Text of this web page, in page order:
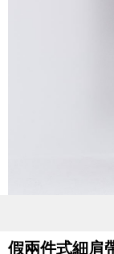
假兩件式細肩